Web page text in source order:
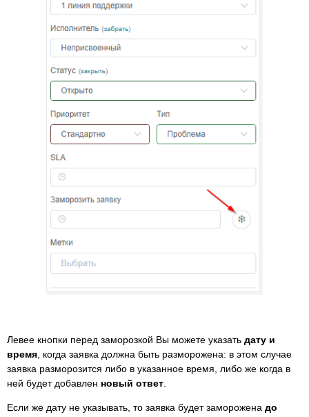
Левее кнопки перед заморозкой Вы можете указать дату и
время , когда заявка должна быть разморожена: в этом случае
заявка разморозится либо в указанное время, либо же когда в
ней будет добавлен новый ответ
Если же дату не указывать, то заявка будет заморожена до